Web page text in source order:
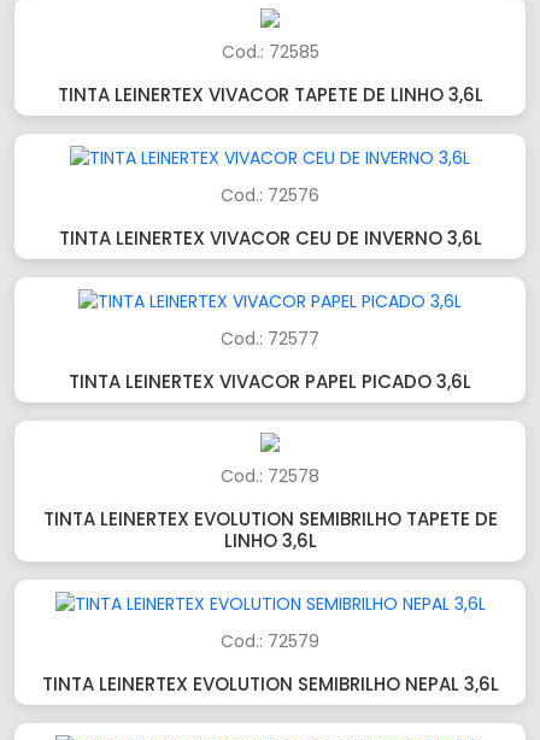
Cod.: 72585
TINTA LEINERTEX VIVACOR TAPETE DE LINHO 3,6L
Cod.: 72576
TINTA LEINERTEX VIVACOR CEU DE INVERNO 3,6L
Cod.: 72577
TINTA LEINERTEX VIVACOR PAPEL PICADO 3,6L
Cod.: 72578
TINTA LEINERTEX EVOLUTION SEMIBRILHO TAPETE DE
LINHO 3,6L
Cod.: 72579
TINTA LEINERTEX EVOLUTION SEMIBRILHO NEPAL 3,6L